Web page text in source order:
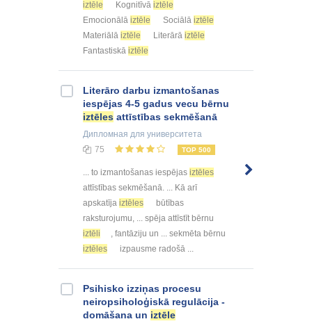
iztēle
Kognitīvā iztēle
Emocionālā iztēle Sociālā iztēle
Materiālā iztēle Literārā iztēle
Fantastiskā iztēle
Literāro darbu izmantošanas
iespējas 4-5 gadus vecu bērnu
iztēles attīstības sekmēšanā
Дипломная для университета
75
TOP 500
... to izmantošanas iespējas iztēles
attīstības sekmēšanā. ... Kā arī
apskatīja iztēles
būtības
raksturojumu, ... spēja attīstīt bērnu
iztēli
, fantāziju un ... sekmēta bērnu
iztēles
izpausme radošā ...
Psihisko izziņas procesu
neiropsiholoģiskā regulācija -
domāšana un iztēle